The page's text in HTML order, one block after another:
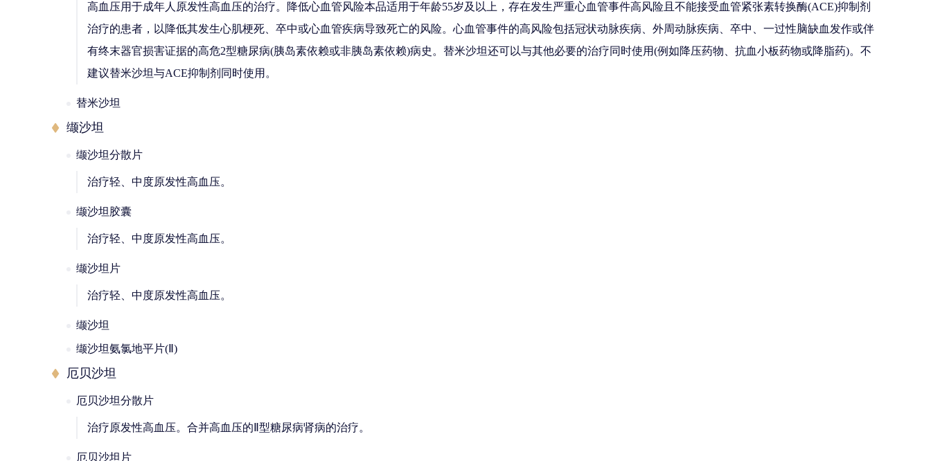
高血压用于成年人原发性高血压的治疗。降低心血管风险本品适用于年龄55岁及以上，存在发生严重心血管事件高风险且不能接受血管紧张素转换酶(ACE)抑制剂
治疗的患者，以降低其发生心肌梗死、卒中或心血管疾病导致死亡的风险。心血管事件的高风险包括冠状动脉疾病、外周动脉疾病、卒中、一过性脑缺血发作或伴
有终末器官损害证据的高危2型糖尿病(胰岛素依赖或非胰岛素依赖)病史。替米沙坦还可以与其他必要的治疗同时使用(例如降压药物、抗血小板药物或降脂药)。不
建议替米沙坦与ACE抑制剂同时使用。
替米沙坦
缬沙坦
缬沙坦分散片
治疗轻、中度原发性高血压。
缬沙坦胶囊
治疗轻、中度原发性高血压。
缬沙坦片
治疗轻、中度原发性高血压。
缬沙坦
缬沙坦氨氯地平片(Ⅱ)
厄贝沙坦
厄贝沙坦分散片
治疗原发性高血压。合并高血压的Ⅱ型糖尿病肾病的治疗。
厄贝沙坦片